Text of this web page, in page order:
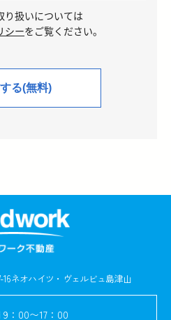
り扱いについては
シーをご覧ください。
ネオハイツ・ヴェルビュ島津山
9：00〜17：00